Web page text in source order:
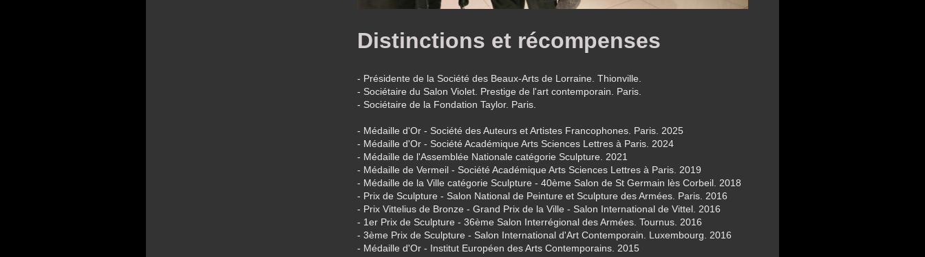
Distinctions et récompenses
- Présidente de la Société des Beaux-Arts de Lorraine. Thionville.
- Sociétaire du Salon Violet. Prestige de l'art contemporain. Paris.
- Sociétaire de la Fondation Taylor. Paris.
- Médaille d'Or - Société des Auteurs et Artistes Francophones. Paris. 2025
- Médaille d'Or - Société Académique Arts Sciences Lettres à Paris. 2024
- Médaille de l'Assemblée Nationale catégorie Sculpture. 2021
- Médaille de Vermeil - Société Académique Arts Sciences Lettres à Paris. 2019
- Médaille de la Ville catégorie Sculpture - 40ème Salon de St Germain lès Corbeil. 2018
- Prix de Sculpture - Salon National de Peinture et Sculpture des Armées. Paris. 2016
- Prix Vittelius de Bronze - Grand Prix de la Ville - Salon International de Vittel. 2016
- 1er Prix de Sculpture - 36ème Salon Interrégional des Armées. Tournus. 2016
- 3ème Prix de Sculpture - Salon International d'Art Contemporain. Luxembourg. 2016
- Médaille d'Or - Institut Européen des Arts Contemporains. 2015